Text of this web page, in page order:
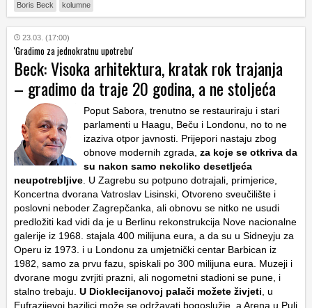
Boris Beck kolumne
23.03. (17:00)
'Gradimo za jednokratnu upotrebu'
Beck: Visoka arhitektura, kratak rok trajanja
– gradimo da traje 20 godina, a ne stoljeća
Poput Sabora, trenutno se restauriraju i stari
parlamenti u Haagu, Beču i Londonu, no to ne
izaziva otpor javnosti. Prijepori nastaju zbog
obnove modernih zgrada, za koje se otkriva da
su nakon samo nekoliko desetljeća
neupotrebljive . U Zagrebu su potpuno dotrajali, primjerice,
Koncertna dvorana Vatroslav Lisinski, Otvoreno sveučilište i
poslovni neboder Zagrepčanka, ali obnovu se nitko ne usudi
predložiti kad vidi da je u Berlinu rekonstrukcija Nove nacionalne
galerije iz 1968. stajala 400 milijuna eura, a da su u Sidneyju za
Operu iz 1973. i u Londonu za umjetnički centar Barbican iz
1982, samo za prvu fazu, spiskali po 300 milijuna eura. Muzeji i
dvorane mogu zvrjiti prazni, ali nogometni stadioni se pune, i
stalno trebaju. U Dioklecijanovoj palači možete živjeti , u
Eufrazijevoj bazilici može se održavati bogoslužje, a Arena u Puli